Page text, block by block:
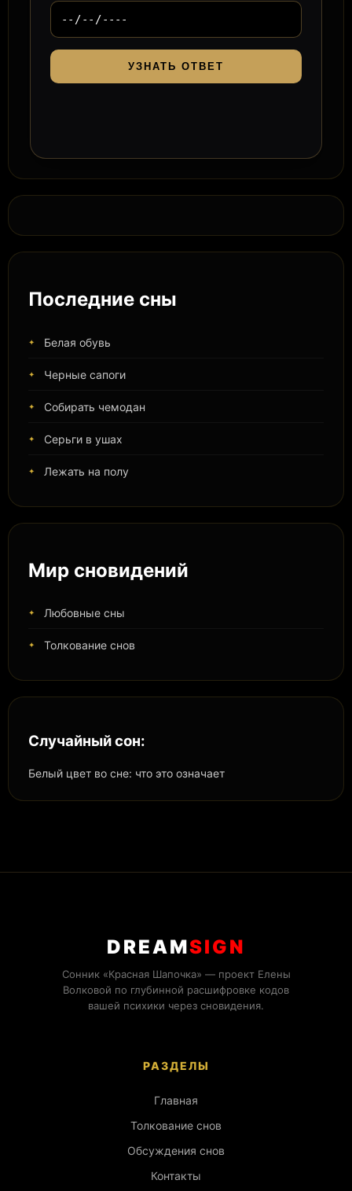
УЗНАТЬ ОТВЕТ
Последние сны
Белая обувь
Черные сапоги
Собирать чемодан
Серьги в ушах
Лежать на полу
Мир сновидений
Любовные сны
Толкование снов
Случайный сон:
Белый цвет во сне: что это означает
DREAMSIGN
Сонник «Красная Шапочка» — проект Елены
Волковой по глубинной расшифровке кодов
вашей психики через сновидения.
РАЗДЕЛЫ
Главная
Толкование снов
Обсуждения снов
Контакты